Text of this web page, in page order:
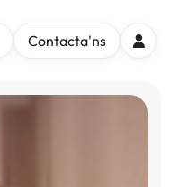
Contacta'ns